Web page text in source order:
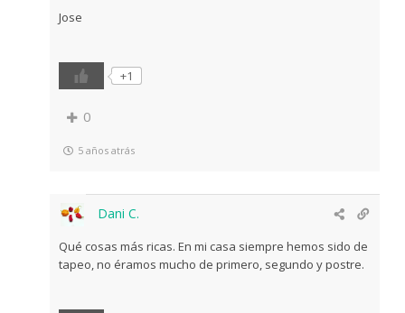
Jose
+1
0
5 años atrás
Dani C.
Qué cosas más ricas. En mi casa siempre hemos sido de
tapeo, no éramos mucho de primero, segundo y postre.